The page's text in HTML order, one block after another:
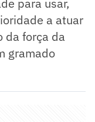
para usar,
a atuar
da força da
gramado